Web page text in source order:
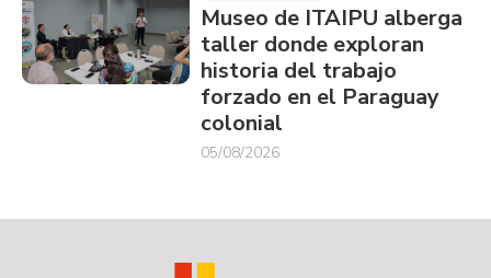
Museo de ITAIPU alberga
taller donde exploran
historia del trabajo
forzado en el Paraguay
colonial
05/08/2026